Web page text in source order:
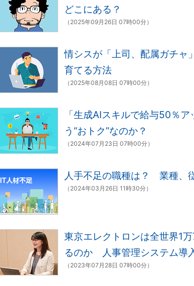
どこにある？
（2025年09月26日 07時00分）
情シスが「上司、配属ガチャ
育てる方法
（2025年08月08日 07時00分）
「生成AIスキルで給与50％
う“おトク”なのか？
（2024年07月23日 07時00分）
人手不足の職種は？ 業種、
（2024年03月26日 11時30分）
東京エレクトロンは全世界1
るのか 人事管理システム導
（2023年07月28日 07時00分）